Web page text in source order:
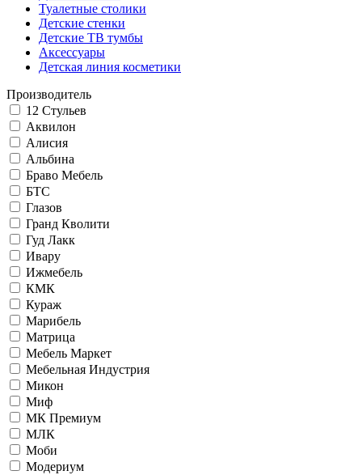
Туалетные столики
Детские стенки
Детские ТВ тумбы
Аксессуары
Детская линия косметики
Производитель
12 Стульев
Аквилон
Алисия
Альбина
Браво Мебель
БТС
Глазов
Гранд Кволити
Гуд Лакк
Ивару
Ижмебель
КМК
Кураж
Марибель
Матрица
Мебель Маркет
Мебельная Индустрия
Микон
Миф
МК Премиум
МЛК
Моби
Модериум